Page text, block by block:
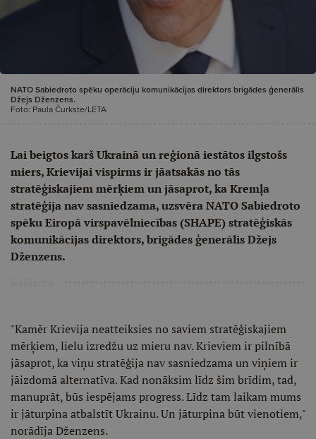
NATO Sabiedroto spēku operāciju komunikācijas direktors brigādes ģenerālis
Džejs Dženzens.
Foto: Paula Čurkste/LETA
Lai beigtos karš Ukrainā un reģionā iestātos ilgstošs
miers, Krievijai vispirms ir jāatsakās no tās
stratēģiskajiem mērķiem un jāsaprot, ka Kremļa
stratēģija nav sasniedzama, uzsvēra NATO Sabiedroto
spēku Eiropā virspavēlniecības (SHAPE) stratēģiskās
komunikācijas direktors, brigādes ģenerālis Džejs
Dženzens.
"Kamēr Krievija neatteiksies no saviem stratēģiskajiem
mērķiem, lielu izredžu uz mieru nav. Krieviem ir pilnībā
jāsaprot, ka viņu stratēģija nav sasniedzama un viņiem ir
jāizdomā alternatīva. Kad nonāksim līdz šim brīdim, tad,
manuprāt, būs iespējams progress. Līdz tam laikam mums
ir jāturpina atbalstīt Ukrainu. Un jāturpina būt vienotiem,"
norādīja Dženzens.